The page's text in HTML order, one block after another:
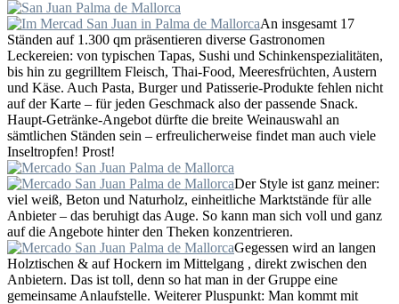
An insgesamt 17
Ständen auf 1.300 qm präsentieren diverse Gastronomen
Leckereien: von typischen Tapas, Sushi und Schinkenspezialitäten,
bis hin zu gegrilltem Fleisch, Thai-Food, Meeresfrüchten, Austern
und Käse. Auch Pasta, Burger und Patisserie-Produkte fehlen nicht
auf der Karte – für jeden Geschmack also der passende Snack.
Haupt-Getränke-Angebot dürfte die breite Weinauswahl an
sämtlichen Ständen sein – erfreulicherweise findet man auch viele
Inseltropfen! Prost!
Der Style ist ganz meiner:
viel weiß, Beton und Naturholz, einheitliche Marktstände für alle
Anbieter – das beruhigt das Auge. So kann man sich voll und ganz
auf die Angebote hinter den Theken konzentrieren.
Gegessen wird an langen
Holztischen & auf Hockern im Mittelgang , direkt zwischen den
Anbietern. Das ist toll, denn so hat man in der Gruppe eine
gemeinsame Anlaufstelle. Weiterer Pluspunkt: Man kommt mit